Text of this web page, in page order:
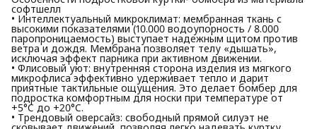
софтшелл
• Интеллектуальный микроклимат: мембранная ткань с
высокими показателями (10.000 водоупорность / 8.000
паропроницаемость) выступает надежным щитом против
ветра и дождя. Мембрана позволяет телу «дышать»,
исключая эффект парника при активном движении.
• Флисовый уют: внутренняя сторона изделия из мягкого
микрофлиса эффективно удерживает тепло и дарит
приятные тактильные ощущения. Это делает бомбер для
подростка комфортным для носки при температуре от
+5°C до +20°C.
• Трендовый оверсайз: свободный прямой силуэт не